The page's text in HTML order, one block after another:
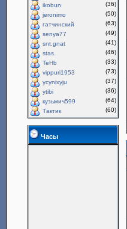
ikobun
(36)
jeronimo
(50)
гатчинский
(63)
senya77
(49)
snt.gnat
(41)
stas
(46)
TeHb
(33)
vippuri1953
(73)
ycynixyju
(37)
ytibi
(36)
кузьмич599
(64)
Тактик
(60)
Часы